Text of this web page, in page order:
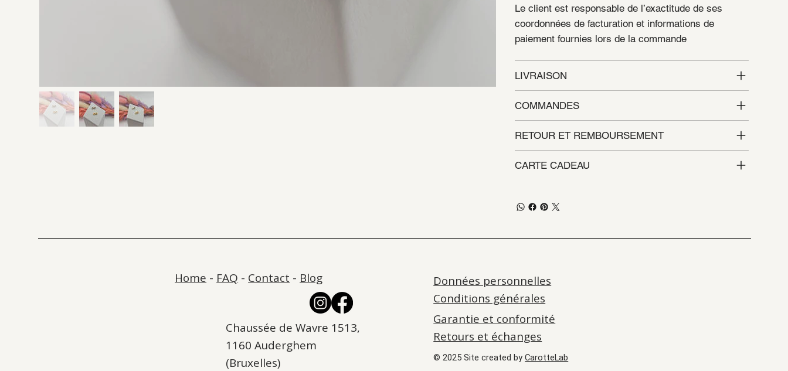
Le client est responsable de l’exactitude de ses
coordonnées de facturation et informations de
paiement fournies lors de la commande
LIVRAISON
COMMANDES
RETOUR ET REMBOURSEMENT
CARTE CADEAU
Home - FAQ - Contact - Blog
Données personnelles
Conditions générales
Chaussée de Wavre 1513,
1160 Auderghem
(Bruxelles)
Garantie et conformité
Retours et échanges
© 2025 Site created byCarotteLab